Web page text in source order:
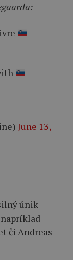
June 13,
únik
či Andreas